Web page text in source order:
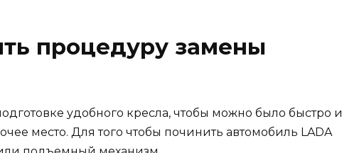
процедуру замены
удобного кресла, чтобы можно было быстро и
место. Для того чтобы починить автомобиль LADA